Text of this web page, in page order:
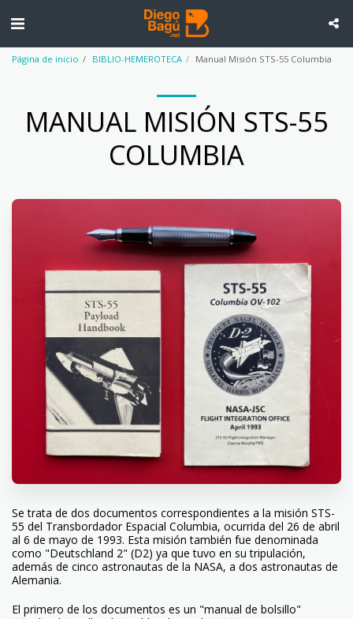
Página de inicio BIBLIO-HEMEROTECA Manual Misión STS-55 Columbia
MANUAL MISIÓN STS-55
COLUMBIA
Se trata de dos documentos correspondientes a la misión STS-
55 del Transbordador Espacial Columbia, ocurrida del 26 de abril
al 6 de mayo de 1993. Esta misión también fue denominada
como "Deutschland 2" (D2) ya que tuvo en su tripulación,
además de cinco astronautas de la NASA, a dos astronautas de
Alemania.
El primero de los documentos es un "manual de bolsillo"